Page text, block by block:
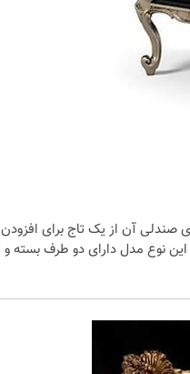
آن از یک تاج برای
نوع مدل دارای دو طرف بسته و